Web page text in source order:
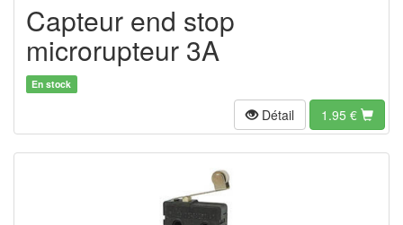
Capteur end stop
microrupteur 3A
En stock
Détail 1.95 €